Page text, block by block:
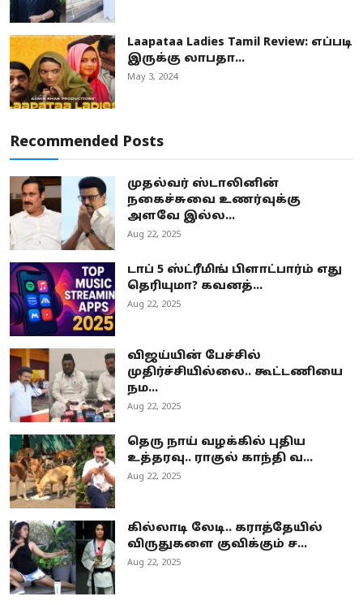
Laapataa Ladies Tamil Review: எப்படி
இருக்கு லாபதா...
May 3, 2024
Recommended Posts
முதல்வர் ஸ்டாலினின்
நகைச்சுவை உணர்வுக்கு
அளவே இல்ல...
Aug 22, 2025
டாப் 5 ஸ்ட்ரீமிங் பிளாட்பார்ம் எது
தெரியுமா? கவனத்...
Aug 22, 2025
விஜய்யின் பேச்சில்
முதிர்ச்சியில்லை.. கூட்டணியை
நம...
Aug 22, 2025
தெரு நாய் வழக்கில் புதிய
உத்தரவு.. ராகுல் காந்தி வ...
Aug 22, 2025
கில்லாடி லேடி.. கராத்தேயில்
விருதுகளை குவிக்கும் ச...
Aug 22, 2025